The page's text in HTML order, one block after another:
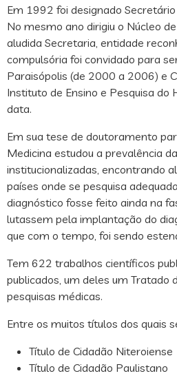
Em 1992 foi designado
No mesmo ano dirigiu o Núcleo
aludida Secretaria, entidade
compulsória foi convidado para
Paraisópolis (de 2000 a 2006) e
Instituto de Ensino e Pesquisa
data.
Em sua tese de doutoramento
Medicina estudou a prevalência
institucionalizadas, encontrando
países onde se pesquisa
diagnóstico fosse feito ainda na
lutassem pela implantação do
que com o tempo, foi sendo
Tem 622 trabalhos científicos
publicados, um deles um Tratado
pesquisas médicas.
Entre os muitos títulos dos quais
Título de Cidadão Niteroiense
Título de Cidadão Paulistano